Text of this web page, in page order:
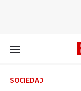
SOCIEDAD